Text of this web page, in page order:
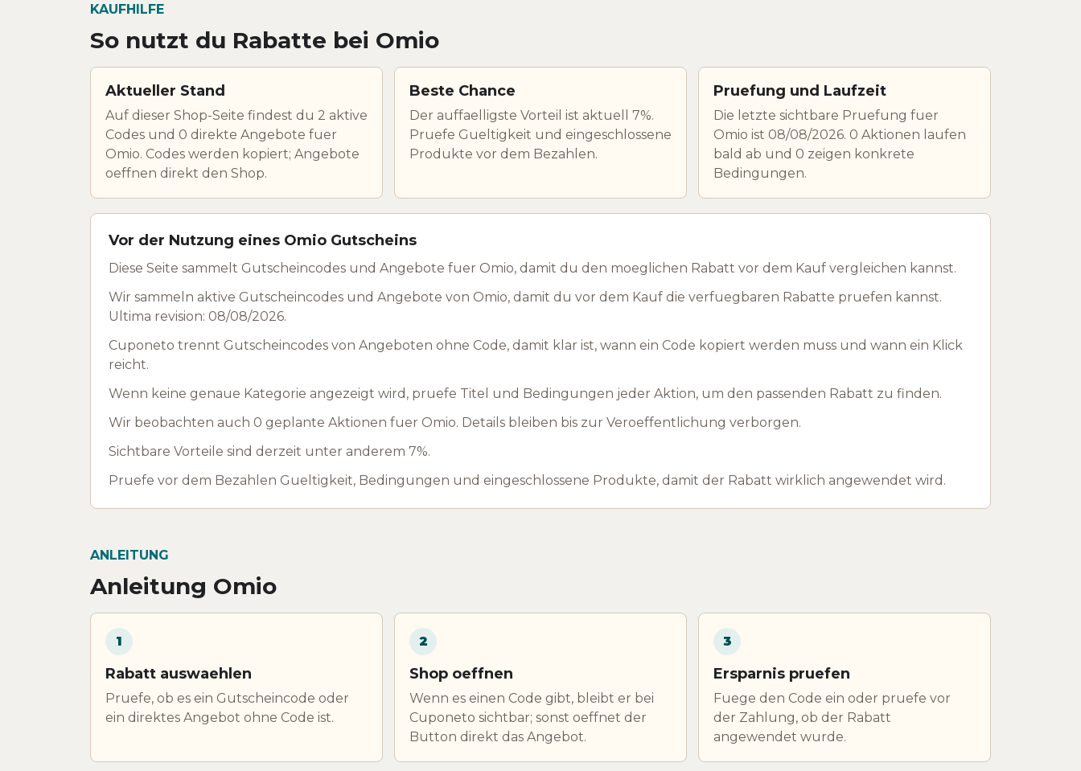
KAUFHILFE
So nutzt du Rabatte bei Omio
Aktueller Stand
Auf dieser Shop-Seite findest du 2 aktive
Codes und 0 direkte Angebote fuer
Omio. Codes werden kopiert; Angebote
oeffnen direkt den Shop.
Beste Chance
Der auffaelligste Vorteil ist aktuell 7%.
Pruefe Gueltigkeit und eingeschlossene
Produkte vor dem Bezahlen.
Pruefung und Laufzeit
Die letzte sichtbare Pruefung fuer
Omio ist 08/08/2026. 0 Aktionen laufen
bald ab und 0 zeigen konkrete
Bedingungen.
Vor der Nutzung eines Omio Gutscheins
Diese Seite sammelt Gutscheincodes und Angebote fuer Omio, damit du den moeglichen Rabatt vor dem Kauf vergleichen kannst.
Wir sammeln aktive Gutscheincodes und Angebote von Omio, damit du vor dem Kauf die verfuegbaren Rabatte pruefen kannst.
Ultima revision: 08/08/2026.
Cuponeto trennt Gutscheincodes von Angeboten ohne Code, damit klar ist, wann ein Code kopiert werden muss und wann ein Klick
reicht.
Wenn keine genaue Kategorie angezeigt wird, pruefe Titel und Bedingungen jeder Aktion, um den passenden Rabatt zu finden.
Wir beobachten auch 0 geplante Aktionen fuer Omio. Details bleiben bis zur Veroeffentlichung verborgen.
Sichtbare Vorteile sind derzeit unter anderem 7%.
Pruefe vor dem Bezahlen Gueltigkeit, Bedingungen und eingeschlossene Produkte, damit der Rabatt wirklich angewendet wird.
ANLEITUNG
Anleitung Omio
1
Rabatt auswaehlen
Pruefe, ob es ein Gutscheincode oder
ein direktes Angebot ohne Code ist.
2
Shop oeffnen
Wenn es einen Code gibt, bleibt er bei
Cuponeto sichtbar; sonst oeffnet der
Button direkt das Angebot.
3
Ersparnis pruefen
Fuege den Code ein oder pruefe vor
der Zahlung, ob der Rabatt
angewendet wurde.